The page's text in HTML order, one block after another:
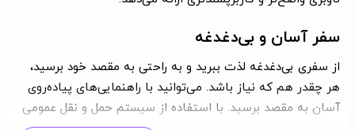
سفر آسان و بی‌دغدغه
از سفری بی‌دغدغه لذت ببرید و به راحتی به مقصد خود برسید،
هر چقدر هم که نیاز باشد. می‌توانید با راهنمایی‌های پیاده‌روی
آسان به مقصد برسید. با استفاده از سیستم حمل و نقل عمومی